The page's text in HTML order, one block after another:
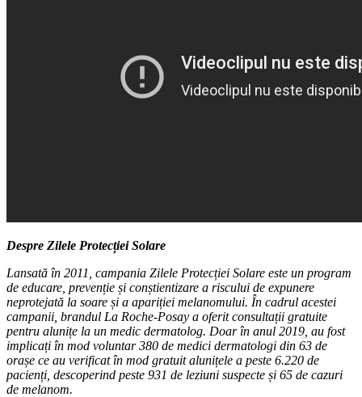
Despre Zilele Protecției Solare
Lansată în 2011, campania Zilele Protecției Solare este un program
de educare, prevenție și conștientizare a riscului de expunere
neprotejată la soare și a apariției melanomului. În cadrul acestei
campanii, brandul La Roche-Posay a oferit consultații gratuite
pentru alunițe la un medic dermatolog. Doar în anul 2019, au fost
implicați în mod voluntar 380 de medici dermatologi din 63 de
orașe ce au verificat în mod gratuit alunițele a peste 6.220 de
pacienți, descoperind peste 931 de leziuni suspecte și 65 de cazuri
de melanom.